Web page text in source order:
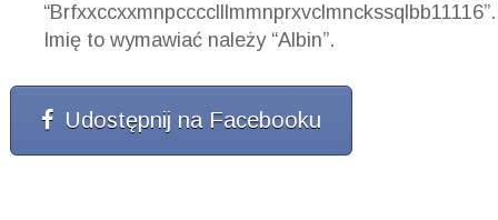
“Brfxxccxxmnpcccclllmmnprxvclmnckssqlbb11116”.
Imię to wymawiać należy “Albin”.
Udostępnij na Facebooku